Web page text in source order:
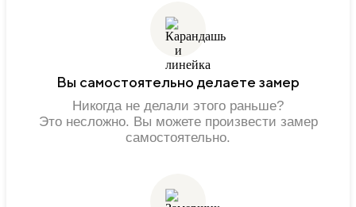
Вы самостоятельно делаете замер
Никогда не делали этого раньше?
Это несложно. Вы можете произвести замер
самостоятельно.